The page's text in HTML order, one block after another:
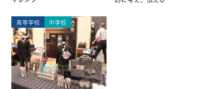
高等学校 中学校